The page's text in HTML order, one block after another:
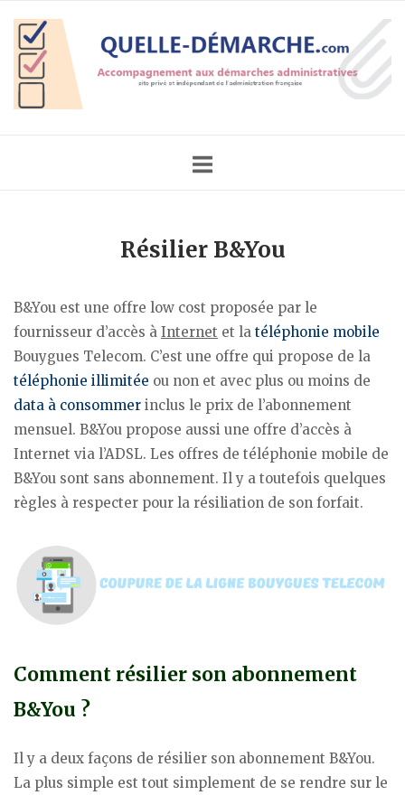
content
Home
Résilier B&You
B&You est une offre low cost proposée par le
fournisseur d’accès à Internet et la téléphonie mobile
Bouygues Telecom. C’est une offre qui propose de la
téléphonie illimitée ou non et avec plus ou moins de
data à consommer inclus le prix de l’abonnement
mensuel. B&You propose aussi une offre d’accès à
Internet via l’ADSL. Les offres de téléphonie mobile de
B&You sont sans abonnement. Il y a toutefois quelques
règles à respecter pour la résiliation de son forfait.
Comment résilier son abonnement
B&You ?
Il y a deux façons de résilier son abonnement B&You.
La plus simple est tout simplement de se rendre sur le